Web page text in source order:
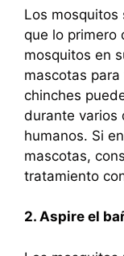
Los mosquitos
que lo primero
mosquitos en
mascotas
chinches
durante varios
humanos. Si
mascotas,
tratamiento
2. Aspire el